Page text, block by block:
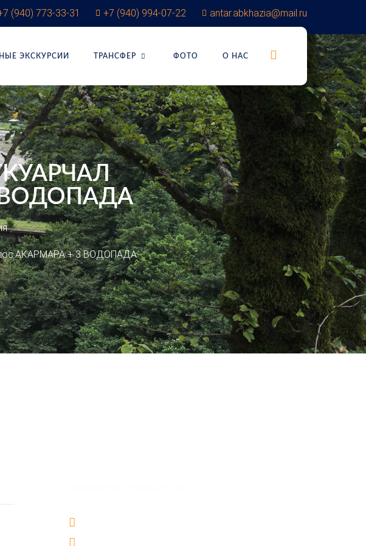
(940) 773-33-31 +7 (940) 994-07-22 antar.abkhazia@mail.ru
ЭКСКУРСИИ ТРАНСФЕР ФОТО О НАС
ВОДОПАДА
+ 3 ВОДОПАДА